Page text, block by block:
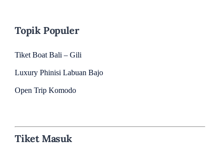
Topik Populer
Tiket Boat Bali – Gili
Luxury Phinisi Labuan Bajo
Open Trip Komodo
Tiket Masuk